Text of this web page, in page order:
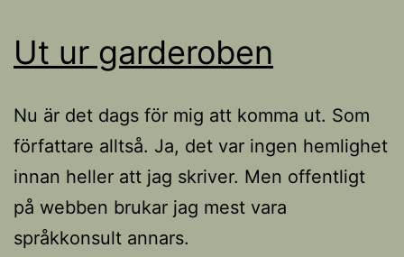
Ut ur garderoben
Nu är det dags för mig att komma ut. Som
författare alltså. Ja, det var ingen hemlighet
innan heller att jag skriver. Men offentligt
på webben brukar jag mest vara
språkkonsult annars.